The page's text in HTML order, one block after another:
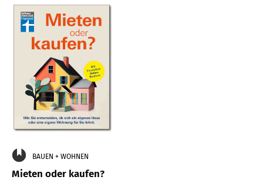
BAUEN + WOHNEN
Mieten oder kaufen?